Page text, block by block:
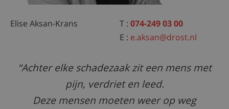
Elise Aksan-Krans T : 074-249 03 00
E : e.aksan@drost.nl
Achter elke schadezaak zit een mens met
pijn, verdriet en leed.
Deze mensen moeten weer op weg